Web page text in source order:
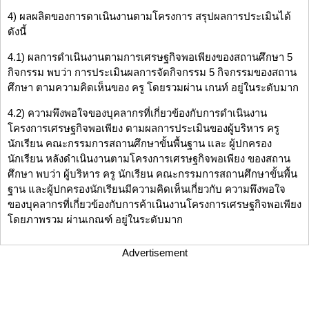
4) ผลผลิตของการดาเนินงานตามโครงการ สรุปผลการประเมินได้
ดังนี้
4.1) ผลการดําเนินงานตามการเศรษฐกิจพอเพียงของสถานศึกษา 5
กิจกรรม พบว่า การประเมินผลการจัดกิจกรรม 5 กิจกรรมของสถาน
ศึกษา ตามความคิดเห็นของ ครู โดยรวมผ่าน เกนท์ อยู่ในระดับมาก
4.2) ความพึงพอใจของบุคลากรที่เกี่ยวข้องกับการดําเนินงาน
โครงการเศรษฐกิจพอเพียง ตามผลการประเมินของผู้บริหาร ครู
นักเรียน คณะกรรมการสถานศึกษาขั้นพื้นฐาน และ ผู้ปกครอง
นักเรียน หลังดําเนินงานตามโครงการเศรษฐกิจพอเพียง ของสถาน
ศึกษา พบว่า ผู้บริหาร ครู นักเรียน คณะกรรมการสถานศึกษาขั้นพื้น
ฐาน และผู้ปกครองนักเรียนมีความคิดเห็นเกี่ยวกับ ความพึงพอใจ
ของบุคลากรที่เกี่ยวข้องกับการค้าเนินงานโครงการเศรษฐกิจพอเพียง
โดยภาพรวม ผ่านเกณฑ์ อยู่ในระดับมาก
Advertisement